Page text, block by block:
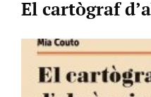
El cartògraf